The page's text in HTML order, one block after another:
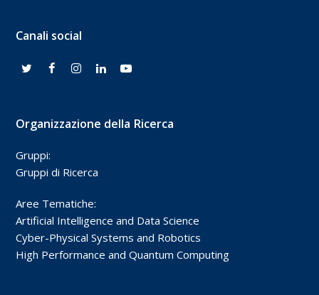
Canali social
Organizzazione della Ricerca
Gruppi:
Gruppi di Ricerca
Aree Tematiche:
Artificial Intelligence and Data Science
Cyber-Physical Systems and Robotics
High Performance and Quantum Computing